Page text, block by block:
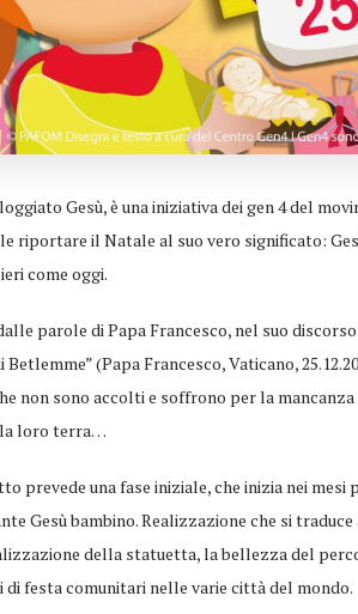
Gesù, è una iniziativa dei gen 4 del
riportare il Natale al suo vero significato:
come oggi.
parole di Papa Francesco, nel suo
Betlemme” (Papa Francesco, Vaticano,
non sono accolti e soffrono per la
loro terra…
prevede una fase iniziale, che inizia nei
Gesù bambino. Realizzazione che si
della statuetta, la bellezza del
di festa comunitari nelle varie città del mondo.